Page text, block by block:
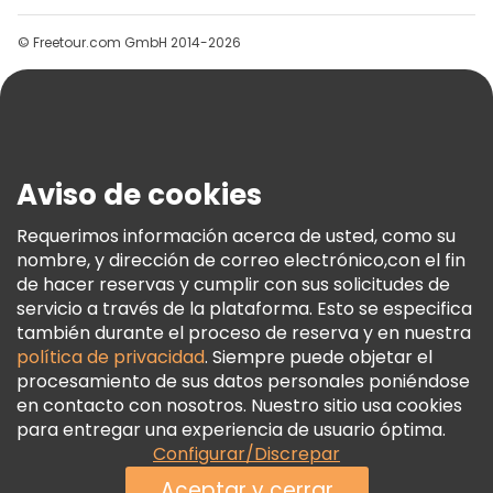
Free tours cerca Uzbekistan Hotel
Grupos
Ayuda
Términos E Información Legal
Política De Cookies
Freetour Premios
Programa De Fidelidad
© Freetour.com GmbH 2014-2026
Aviso de cookies
Requerimos información acerca de usted, como su
nombre, y dirección de correo electrónico,con el fin
de hacer reservas y cumplir con sus solicitudes de
servicio a través de la plataforma. Esto se especifica
también durante el proceso de reserva y en nuestra
política de privacidad. Siempre puede objetar el
procesamiento de sus datos personales poniéndose
en contacto con nosotros. Nuestro sitio usa cookies
para entregar una experiencia de usuario óptima.
Configurar/Discrepar